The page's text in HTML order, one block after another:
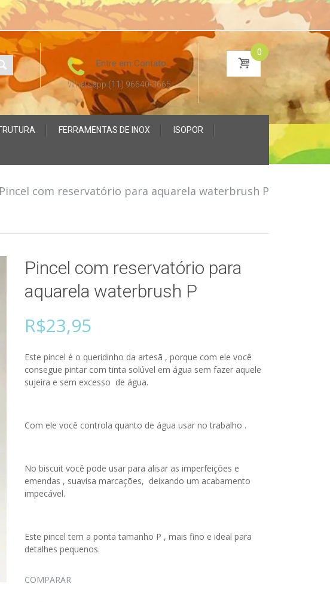
Entre em Contato
Whatsapp (11) 96640-3665
0
FERRAMENTAS DE INOX ISOPOR
Pincel com reservatório para aquarela waterbrush P
Pincel com reservatório para
aquarela waterbrush P
R$23,95
Este pincel é o queridinho da artesã , porque com ele você
consegue pintar com tinta solúvel em água sem fazer aquele
sujeira e sem excesso de água.
Com ele você controla quanto de água usar no trabalho .
No biscuit você pode usar para alisar as imperfeições e
emendas , suavisa marcações, deixando um acabamento
impecável.
Este pincel tem a ponta tamanho P , mais fino e ideal para
detalhes pequenos.
COMPARAR